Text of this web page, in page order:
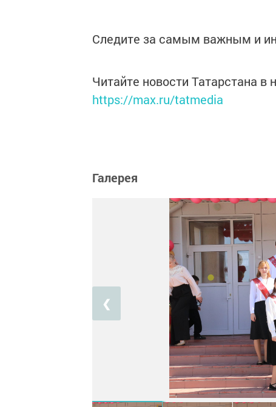
Следите за самым важным и
Читайте новости Татарстана
https://max.ru/tatmedia
Галерея
❮